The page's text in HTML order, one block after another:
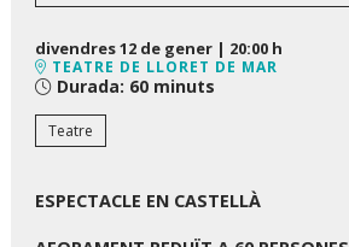
divendres 12 de gener | 20:00 h
TEATRE DE LLORET DE MAR
Durada: 60 minuts
Teatre
ESPECTACLE EN CASTELLÀ